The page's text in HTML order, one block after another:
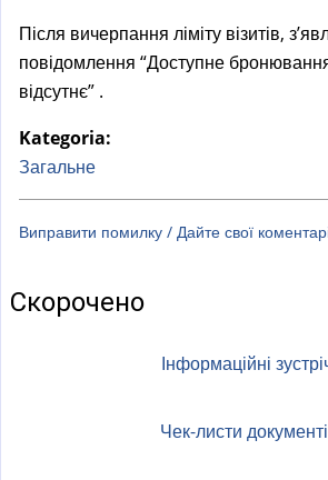
a
l
Після вичерпання ліміту візитів,
повідомлення “Доступне бронювання
відсутнє” .
Kategoria:
Загальне
Виправити помилку / Дайте свої
Скорочено
Інформаційні
Чек-листи